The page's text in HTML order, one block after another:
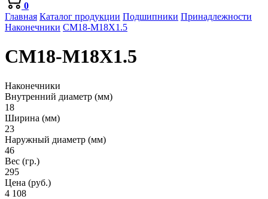
0
Главная Каталог продукции Подшипники Принадлежности
Наконечники CM18-M18X1.5
CM18-M18X1.5
Наконечники
Внутренний диаметр (мм)
18
Ширина (мм)
23
Наружный диаметр (мм)
46
Вес (гр.)
295
Цена (руб.)
4 108